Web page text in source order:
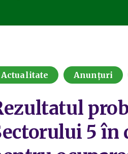
Actualitate Anunțuri
5 în